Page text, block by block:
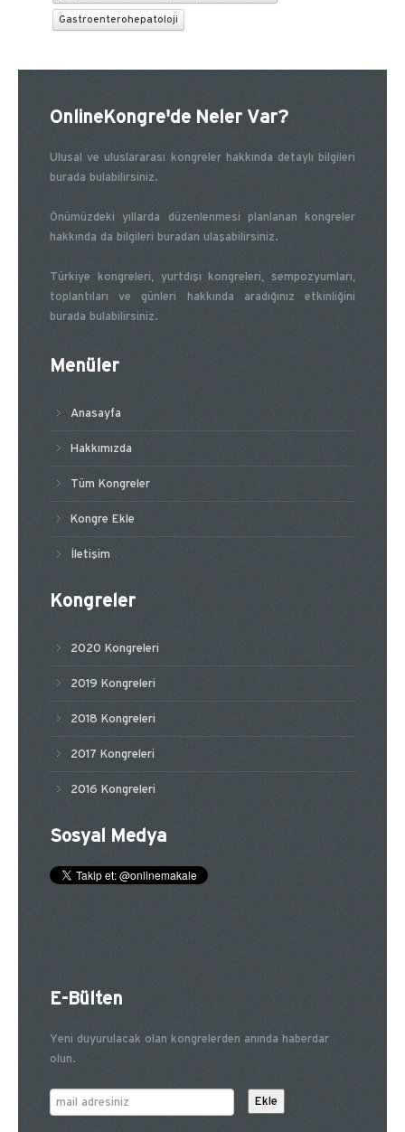
Gastroenterohepatoloji
OnlineKongre'de Neler Var?
Ulusal ve uluslararası kongreler hakkında detaylı bilgileri
burada bulabilirsiniz.
Önümüzdeki yıllarda düzenlenmesi planlanan kongreler
hakkında da bilgileri buradan ulaşabilirsiniz.
Türkiye kongreleri, yurtdışı kongreleri, sempozyumları,
toplantıları ve günleri hakkında aradığınız etkinliğini
burada bulabilirsiniz.
Menüler
Anasayfa
Hakkımızda
Tüm Kongreler
Kongre Ekle
İletişim
Kongreler
2020 Kongreleri
2019 Kongreleri
2018 Kongreleri
2017 Kongreleri
2016 Kongreleri
Sosyal Medya
E-Bülten
Yeni duyurulacak olan kongrelerden anında haberdar
olun.